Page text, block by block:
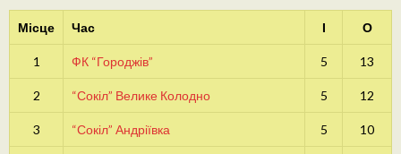
Місце Час І О
1 ФК “Городжів” 5 13
2 “Сокіл” Велике Колодно 5 12
3 “Сокіл” Андріївка 5 10